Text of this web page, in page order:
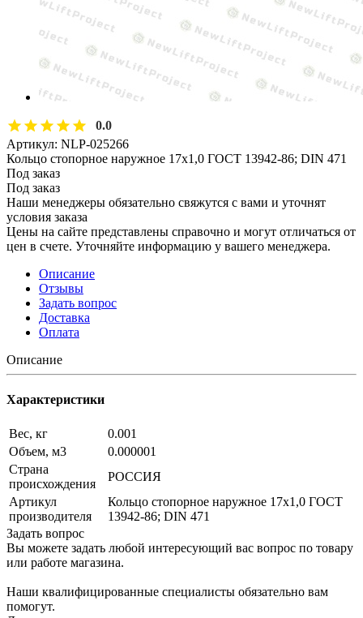
0.0
Артикул: NLP-025266
Кольцо стопорное наружное 17х1,0 ГОСТ 13942-86; DIN 471
Под заказ
Под заказ
Наши менеджеры обязательно свяжутся с вами и уточнят
условия заказа
Цены на сайте представлены справочно и могут отличаться от
цен в счете. Уточняйте информацию у вашего менеджера.
Описание
Отзывы
Задать вопрос
Доставка
Оплата
Описание
Характеристики
Вес, кг
0.001
Объем, м3
0.000001
Страна
происхождения
РОССИЯ
Артикул
производителя
Кольцо стопорное наружное 17х1,0 ГОСТ
13942-86; DIN 471
Задать вопрос
Вы можете задать любой интересующий вас вопрос по товару
или работе магазина.
Наши квалифицированные специалисты обязательно вам
помогут.